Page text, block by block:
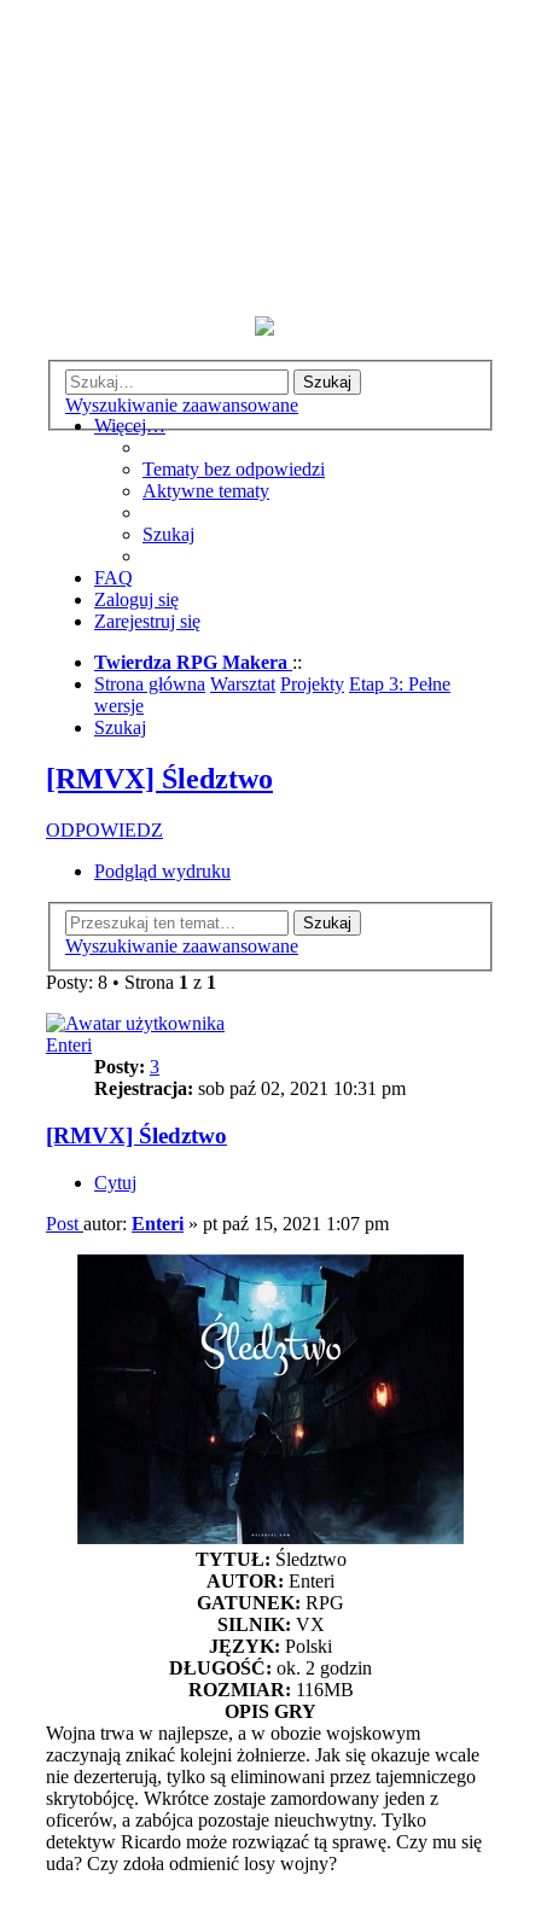
Szukaj
Wyszukiwanie zaawansowane
Więcej…
Tematy bez odpowiedzi
Aktywne tematy
Szukaj
FAQ
Zaloguj się
Zarejestruj się
Twierdza RPG Makera ::
Strona główna Warsztat Projekty Etap 3: Pełne
wersje
Szukaj
[RMVX] Śledztwo
ODPOWIEDZ
Podgląd wydruku
Szukaj
Wyszukiwanie zaawansowane
Posty: 8 • Strona 1 z 1
Enteri
Posty: 3
Rejestracja: sob paź 02, 2021 10:31 pm
[RMVX] Śledztwo
Cytuj
Post autor: Enteri » pt paź 15, 2021 1:07 pm
TYTUŁ: Śledztwo
AUTOR: Enteri
GATUNEK: RPG
SILNIK: VX
JĘZYK: Polski
DŁUGOŚĆ: ok. 2 godzin
ROZMIAR: 116MB
OPIS GRY
Wojna trwa w najlepsze, a w obozie wojskowym
zaczynają znikać kolejni żołnierze. Jak się okazuje wcale
nie dezerterują, tylko są eliminowani przez tajemniczego
skrytobójcę. Wkrótce zostaje zamordowany jeden z
oficerów, a zabójca pozostaje nieuchwytny. Tylko
detektyw Ricardo może rozwiązać tą sprawę. Czy mu się
uda? Czy zdoła odmienić losy wojny?